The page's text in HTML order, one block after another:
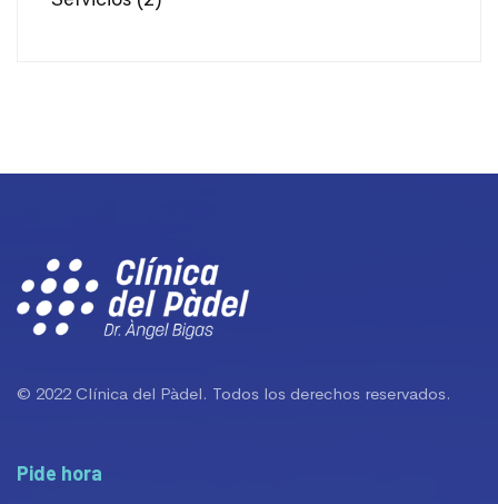
© 2022 Clínica del Pàdel. Todos los derechos reservados.
Pide hora